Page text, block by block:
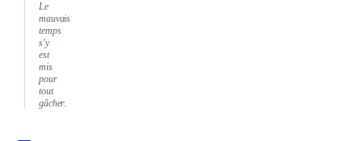
Le
mauvais
temps
s'y
est
mis
pour
tout
gâcher.